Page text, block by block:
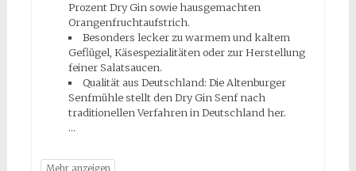
Prozent Dry Gin sowie hausgemachten
Orangenfruchtaufstrich.
Besonders lecker zu warmem und kaltem
Geflügel, Käsespezialitäten oder zur Herstellung
feiner Salatsaucen.
Qualität aus Deutschland: Die Altenburger
Senfmühle stellt den Dry Gin Senf nach
traditionellen Verfahren in Deutschland her.